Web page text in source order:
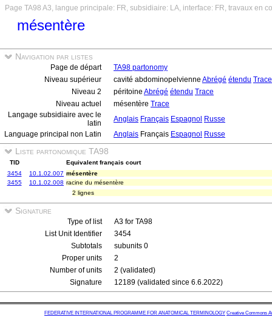
Page TA98 A3, langue principale: FR, subsidiaire: LA, interface: FR, travaux en
mésentère
Navigation par listes
Page de départ
TA98 partonomy
Niveau supérieur
cavité abdominopelvienne Abrégé étendu Trace
Niveau 2
péritoine Abrégé étendu Trace
Niveau actuel
mésentère Trace
Langage subsidiaire avec le
latin
Anglais Français Espagnol Russe
Language principal non Latin
Anglais Français Espagnol Russe
Liste partonomique TA98
TID
Equivalent français court
3454
10.1.02.007 mésentère
3455
10.1.02.008 racine du mésentère
2 lignes
Signature
Type of list
A3 for TA98
List Unit Identifier
3454
Subtotals
subunits 0
Proper units
2
Number of units
2 (validated)
Signature
12189 (validated since 6.6.2022)
FEDERATIVE INTERNATIONAL PROGRAMME FOR ANATOMICAL TERMINOLOGY Creative Commons